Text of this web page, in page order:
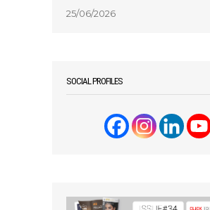
25/06/2026
SOCIAL PROFILES